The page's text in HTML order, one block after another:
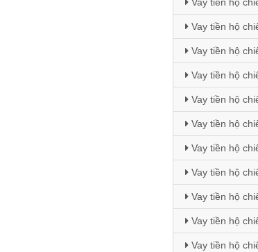
Vay tiền hộ
Vay tiền hộ
Vay tiền hộ
Vay tiền hộ
Vay tiền hộ
Vay tiền hộ
Vay tiền hộ
Vay tiền hộ
Vay tiền hộ
Vay tiền hộ